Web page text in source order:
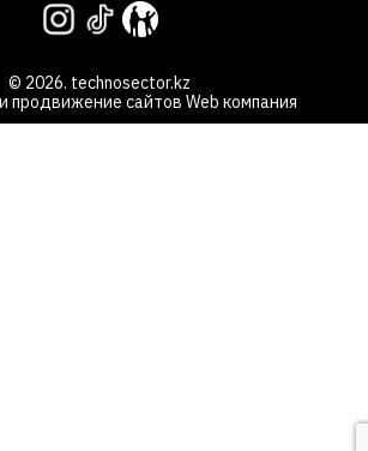
© 2026. technosector.kz
продвижение сайтов Web компания